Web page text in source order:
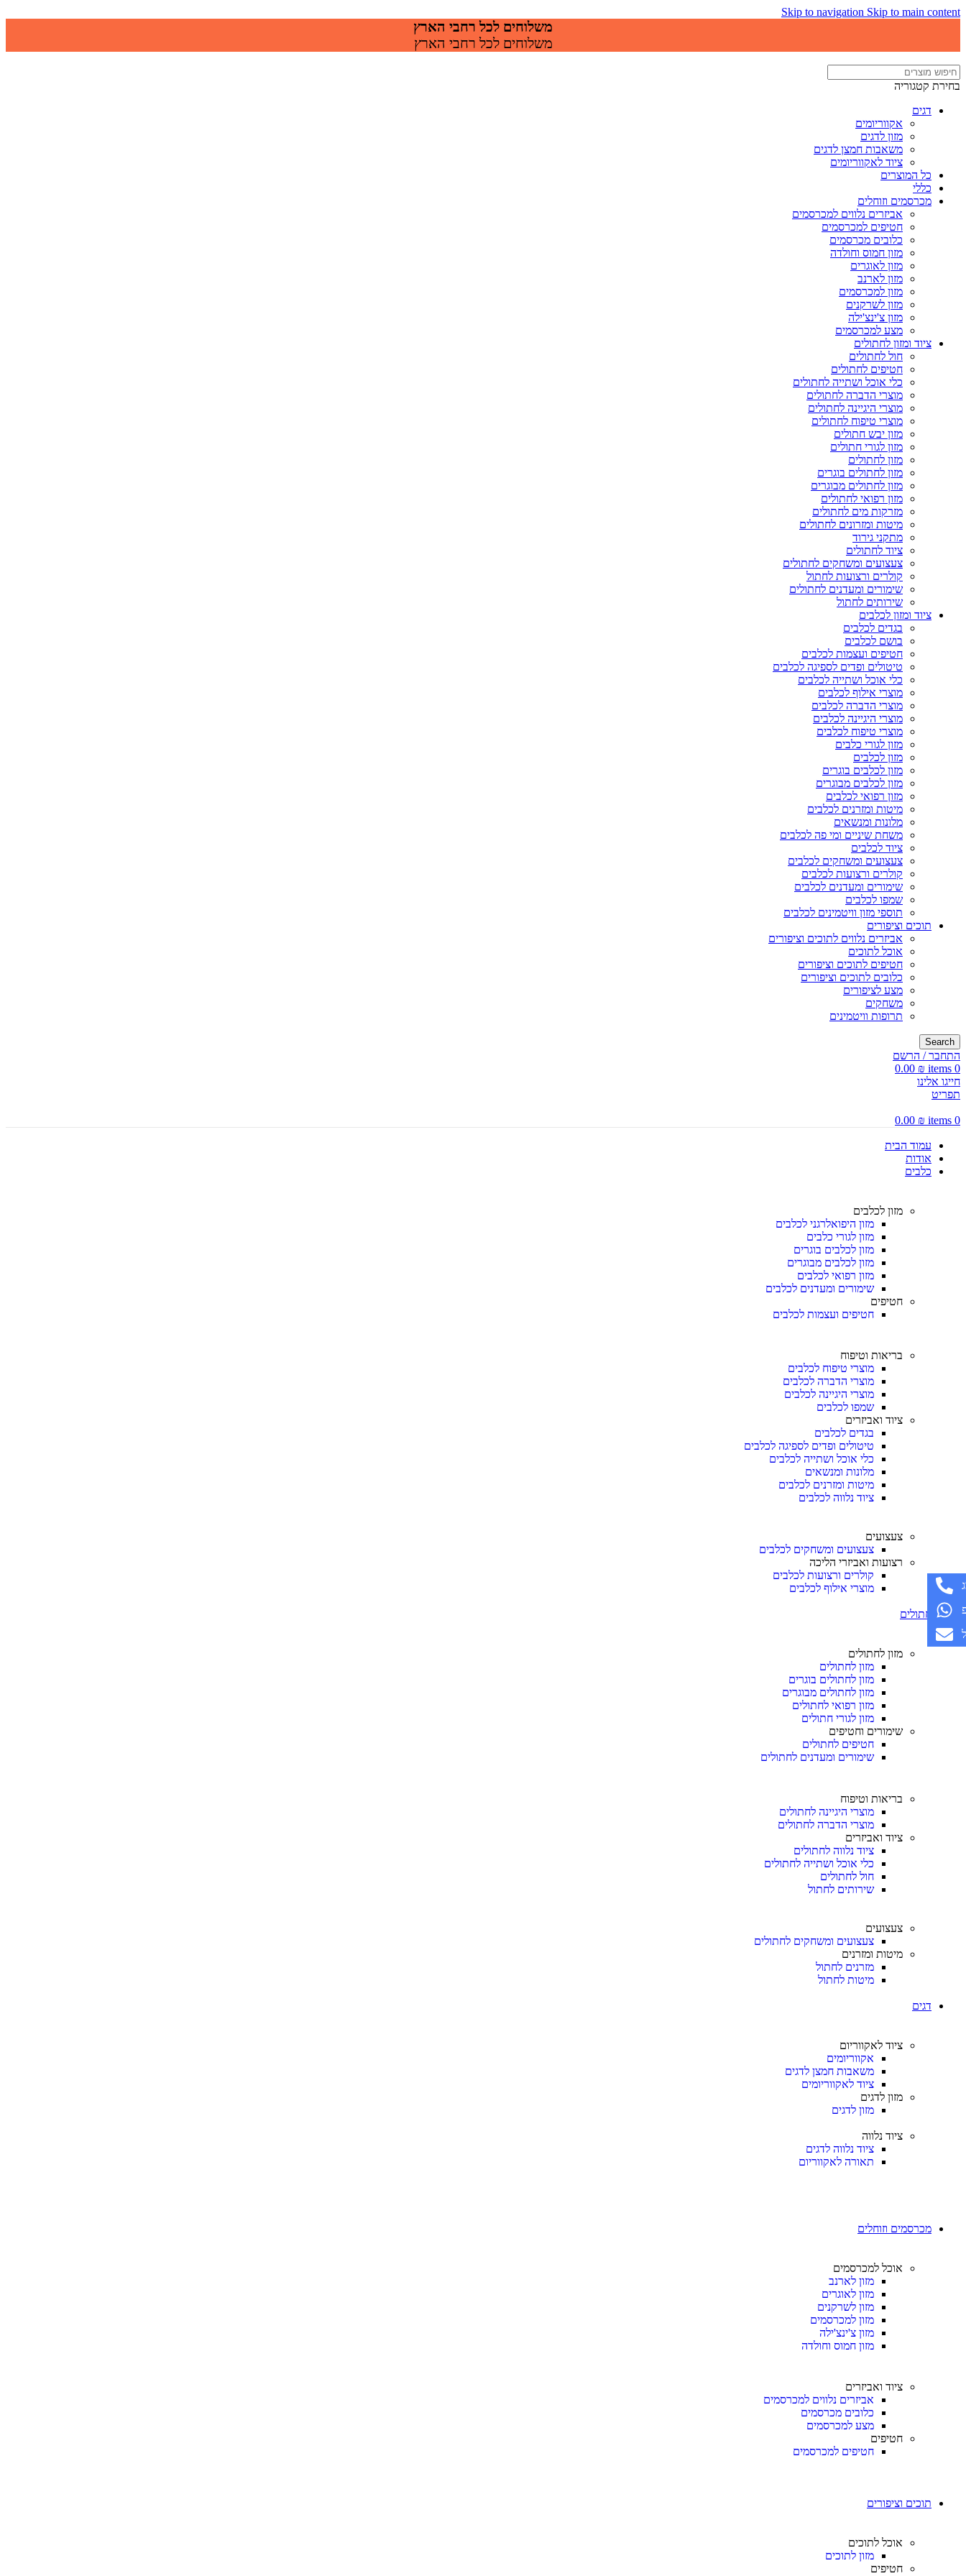
Skip to navigation Skip to main content
משלוחים לכל רחבי הארץ
משלוחים לכל רחבי הארץ
בחירת קטגוריה
דגים
אקווריומים
מזון לדגים
משאבות חמצן לדגים
ציוד לאקווריומים
כל המוצרים
כללי
מכרסמים וזוחלים
אביזרים נלווים למכרסמים
חטיפים למכרסמים
כלובים מכרסמים
מזון חמוס וחולדה
מזון לאוגרים
מזון לארנב
מזון למכרסמים
מזון לשרקנים
מזון צ'ינצ'ילה
מצע למכרסמים
ציוד ומזון לחתולים
חול לחתולים
חטיפים לחתולים
כלי אוכל ושתייה לחתולים
מוצרי הדברה לחתולים
מוצרי היגיינה לחתולים
מוצרי טיפוח לחתולים
מזון יבש חתולים
מזון לגורי חתולים
מזון לחתולים
מזון לחתולים בוגרים
מזון לחתולים מבוגרים
מזון רפואי לחתולים
מזרקות מים לחתולים
מיטות ומזרונים לחתולים
מתקני גירוד
ציוד לחתולים
צעצועים ומשחקים לחתולים
קולרים ורצועות לחתול
שימורים ומעדנים לחתולים
שירותים לחתול
ציוד ומזון לכלבים
בגדים לכלבים
בושם לכלבים
חטיפים ועצמות לכלבים
טיטולים ופדים לספיגה לכלבים
כלי אוכל ושתייה לכלבים
מוצרי אילוף לכלבים
מוצרי הדברה לכלבים
מוצרי היגיינה לכלבים
מוצרי טיפוח לכלבים
מזון לגורי כלבים
מזון לכלבים
מזון לכלבים בוגרים
מזון לכלבים מבוגרים
מזון רפואי לכלבים
מיטות ומזרנים לכלבים
מלונות ומנשאים
משחת שיניים ומי פה לכלבים
ציוד לכלבים
צעצועים ומשחקים לכלבים
קולרים ורצועות לכלבים
שימורים ומעדנים לכלבים
שמפו לכלבים
תוספי מזון וויטמינים לכלבים
תוכים וציפורים
אביזרים נלווים לתוכים וציפורים
אוכל לתוכים
חטיפים לתוכים וציפורים
כלובים לתוכים וציפורים
מצע לציפורים
משחקים
תרופות וויטמינים
Search
התחבר / הרשם
0
items
0.00 ₪
חייגו אלינו
תפריט
0
items
0.00 ₪
עמוד הבית
אודות
כלבים
מזון לכלבים
מזון היפואלרגני לכלבים
מזון לגורי כלבים
מזון לכלבים בוגרים
מזון לכלבים מבוגרים
מזון רפואי לכלבים
שימורים ומעדנים לכלבים
חטיפים
חטיפים ועצמות לכלבים
בריאות וטיפוח
מוצרי טיפוח לכלבים
מוצרי הדברה לכלבים
מוצרי היגיינה לכלבים
שמפו לכלבים
ציוד ואביזרים
בגדים לכלבים
טיטולים ופדים לספיגה לכלבים
כלי אוכל ושתייה לכלבים
מלונות ומנשאים
מיטות ומזרנים לכלבים
ציוד נלווה לכלבים
צעצועים
צעצועים ומשחקים לכלבים
רצועות ואביזרי הליכה
קולרים ורצועות לכלבים
מוצרי אילוף לכלבים
חתולים
מזון לחתולים
מזון לחתולים
מזון לחתולים בוגרים
מזון לחתולים מבוגרים
מזון רפואי לחתולים
מזון לגורי חתולים
שימורים וחטיפים
חטיפים לחתולים
שימורים ומעדנים לחתולים
בריאות וטיפוח
מוצרי היגיינה לחתולים
מוצרי הדברה לחתולים
ציוד ואביזרים
ציוד נלווה לחתולים
כלי אוכל ושתייה לחתולים
חול לחתולים
שירותים לחתול
צעצועים
צעצועים ומשחקים לחתולים
מיטות ומזרנים
מזרנים לחתול
מיטות לחתול
דגים
ציוד לאקווריום
אקווריומים
משאבות חמצן לדגים
ציוד לאקווריומים
מזון לדגים
מזון לדגים
ציוד נלווה
ציוד נלווה לדגים
תאורה לאקווריום
מכרסמים וזוחלים
אוכל למכרסמים
מזון לארנב
מזון לאוגרים
מזון לשרקנים
מזון למכרסמים
מזון צ'ינצ'ילה
מזון חמוס וחולדה
ציוד ואביזרים
אביזרים נלווים למכרסמים
כלובים מכרסמים
מצע למכרסמים
חטיפים
חטיפים למכרסמים
תוכים וציפורים
אוכל לתוכים
מזון לתוכים
חטיפים